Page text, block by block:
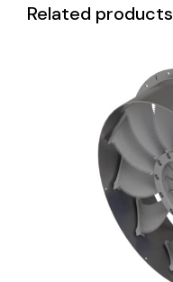
Related products